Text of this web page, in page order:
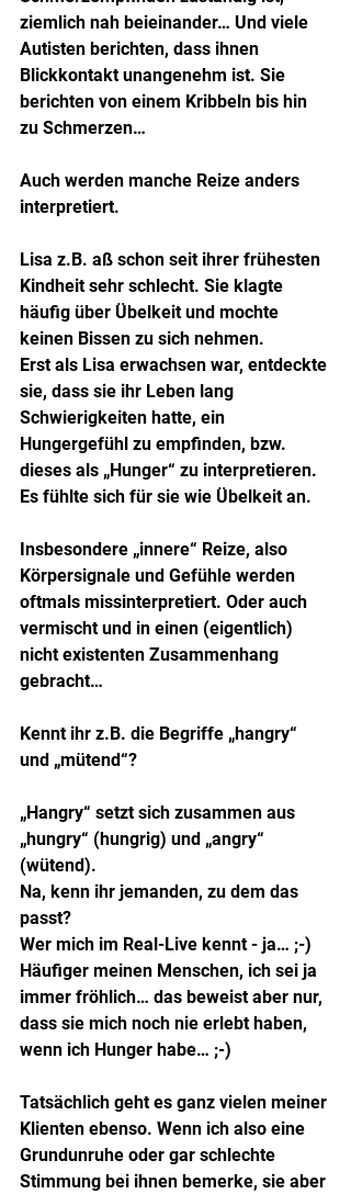
ziemlich nah beieinander… Und viele
Autisten berichten, dass ihnen
Blickkontakt unangenehm ist. Sie
berichten von einem Kribbeln bis hin
zu Schmerzen…
Auch werden manche Reize anders
interpretiert.
Lisa z.B. aß schon seit ihrer frühesten
Kindheit sehr schlecht. Sie klagte
häufig über Übelkeit und mochte
keinen Bissen zu sich nehmen.
Erst als Lisa erwachsen war, entdeckte
sie, dass sie ihr Leben lang
Schwierigkeiten hatte, ein
Hungergefühl zu empfinden, bzw.
dieses als „Hunger“ zu interpretieren.
Es fühlte sich für sie wie Übelkeit an.
Insbesondere „innere“ Reize, also
Körpersignale und Gefühle werden
oftmals missinterpretiert. Oder auch
vermischt und in einen (eigentlich)
nicht existenten Zusammenhang
gebracht…
Kennt ihr z.B. die Begriffe „hangry“
und „mütend“?
„Hangry“ setzt sich zusammen aus
„hungry“ (hungrig) und „angry“
(wütend).
Na, kenn ihr jemanden, zu dem das
passt?
Wer mich im Real-Live kennt - ja… ;-)
Häufiger meinen Menschen, ich sei ja
immer fröhlich… das beweist aber nur,
dass sie mich noch nie erlebt haben,
wenn ich Hunger habe… ;-)
Tatsächlich geht es ganz vielen meiner
Klienten ebenso. Wenn ich also eine
Grundunruhe oder gar schlechte
Stimmung bei ihnen bemerke, sie aber